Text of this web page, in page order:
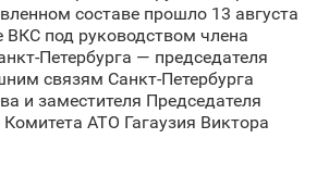
составе прошло 13 августа
ВКС под руководством члена
— председателя
связям Санкт‑Петербурга
и заместителя Председателя
АТО Гагаузия Виктора